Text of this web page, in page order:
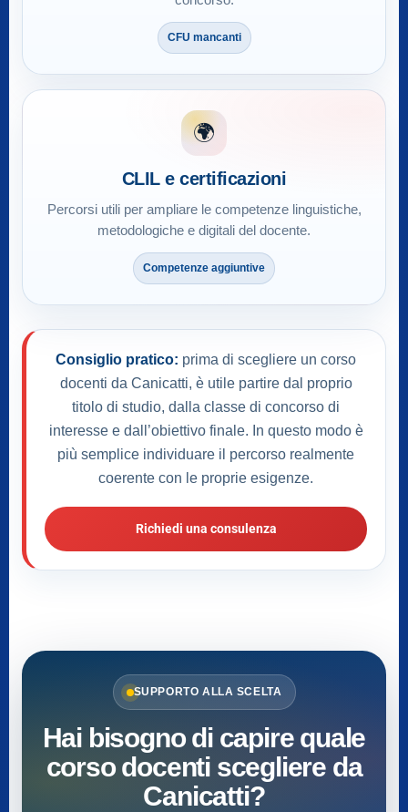
CFU mancanti
🌍
CLIL e certificazioni
Percorsi utili per ampliare le competenze linguistiche,
metodologiche e digitali del docente.
Competenze aggiuntive
Consiglio pratico: prima di scegliere un corso
docenti da Canicatti, è utile partire dal proprio
titolo di studio, dalla classe di concorso di
interesse e dall’obiettivo finale. In questo modo è
più semplice individuare il percorso realmente
coerente con le proprie esigenze.
Richiedi una consulenza
SUPPORTO ALLA SCELTA
Hai bisogno di capire quale
corso docenti scegliere da
Canicatti?